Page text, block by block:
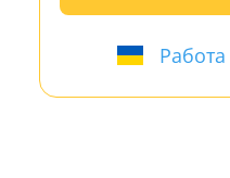
Работа